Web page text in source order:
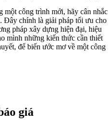
một công trình mới, hãy cân nhắc
Đây chính là giải pháp tối ưu cho
pháp xây dựng hiện đại, hiệu
mình những kiến thức cần thiết
để biến ước mơ về một công
giá